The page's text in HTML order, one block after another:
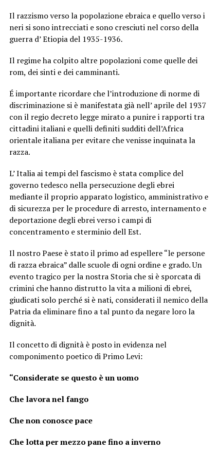
Il razzismo verso la popolazione ebraica e quello verso i
neri si sono intrecciati e sono cresciuti nel corso della
guerra d’ Etiopia del 1935-1936.
Il regime ha colpito altre popolazioni come quelle dei
rom, dei sinti e dei camminanti.
É importante ricordare che l’introduzione di norme di
discriminazione si è manifestata già nell’ aprile del 1937
con il regio decreto legge mirato a punire i rapporti tra
cittadini italiani e quelli definiti sudditi dell’Africa
orientale italiana per evitare che venisse inquinata la
razza.
L’ Italia ai tempi del fascismo è stata complice del
governo tedesco nella persecuzione degli ebrei
mediante il proprio apparato logistico, amministrativo e
di sicurezza per le procedure di arresto, internamento e
deportazione degli ebrei verso i campi di
concentramento e sterminio dell Est.
Il nostro Paese è stato il primo ad espellere “le persone
di razza ebraica” dalle scuole di ogni ordine e grado. Un
evento tragico per la nostra Storia che si è sporcata di
crimini che hanno distrutto la vita a milioni di ebrei,
giudicati solo perché si è nati, considerati il nemico della
Patria da eliminare fino a tal punto da negare loro la
dignità.
Il concetto di dignità è posto in evidenza nel
componimento poetico di Primo Levi:
“Considerate se questo è un uomo
Che lavora nel fango
Che non conosce pace
Che lotta per mezzo pane fino a inverno